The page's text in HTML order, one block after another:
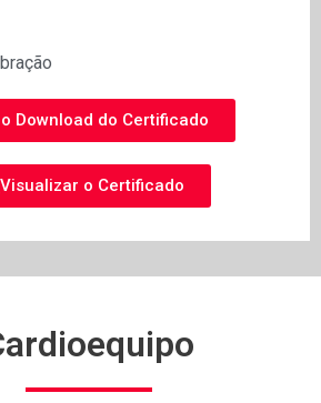
Download do Certificado
Visualizar o Certificado